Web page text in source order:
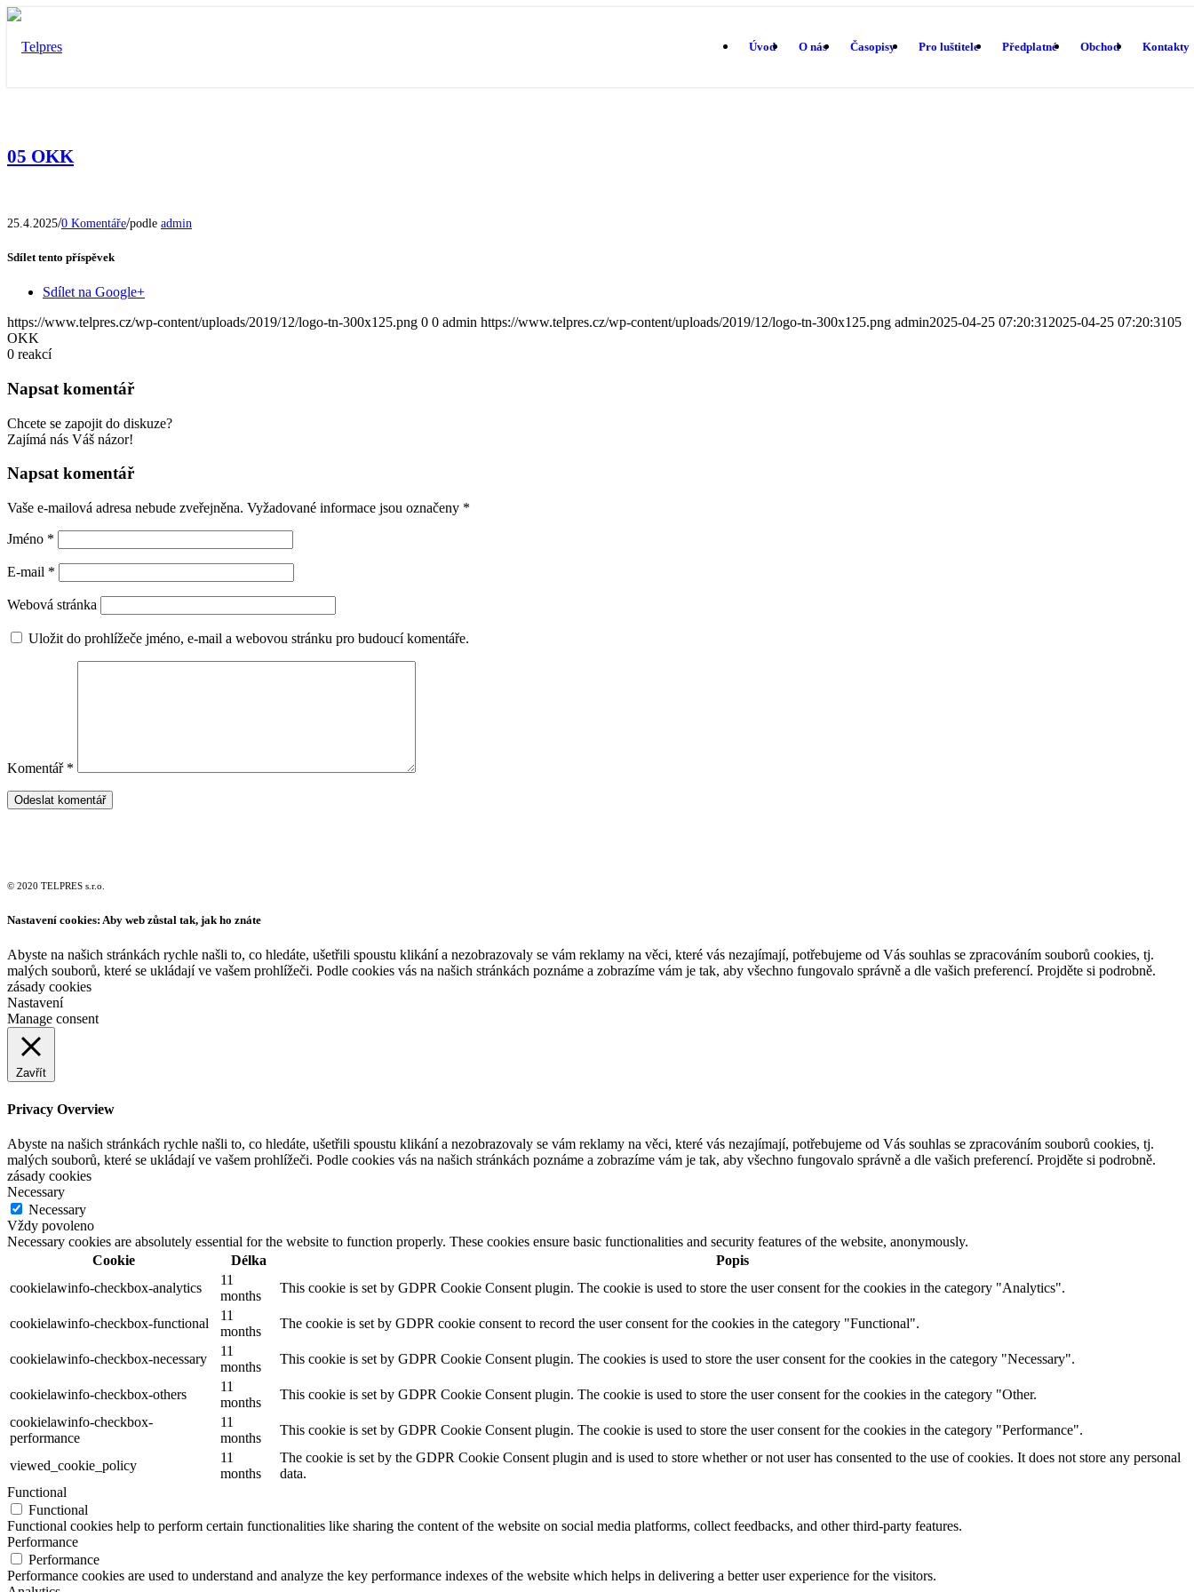
Úvod O nás Časopisy Pro luštitele Předplatné Obchod Kontakty
05 OKK
25.4.2025/0 Komentáře/podle admin
Sdílet tento příspěvek
Sdílet na Google+
https://www.telpres.cz/wp-content/uploads/2019/12/logo-tn-300x125.png 0 0 admin https://www.telpres.cz/wp-content/uploads/2019/12/logo-tn-300x125.png admin2025-04-25 07:20:31 2025-04-25 07:20:3105
OKK
0 reakcí
Napsat komentář
Chcete se zapojit do diskuze?
Zajímá nás Váš názor!
Napsat komentář
Vaše e-mailová adresa nebude zveřejněna. Vyžadované informace jsou označeny *
Jméno *
E-mail *
Webová stránka
Uložit do prohlížeče jméno, e-mail a webovou stránku pro budoucí komentáře.
Komentář *
© 2020 TELPRES s.r.o.
Nastavení cookies: Aby web zůstal tak, jak ho znáte
Abyste na našich stránkách rychle našli to, co hledáte, ušetřili spoustu klikání a nezobrazovaly se vám reklamy na věci, které vás nezajímají, potřebujeme od Vás souhlas se zpracováním souborů cookies, tj.
malých souborů, které se ukládají ve vašem prohlížeči. Podle cookies vás na našich stránkách poznáme a zobrazíme vám je tak, aby všechno fungovalo správně a dle vašich preferencí. Projděte si podrobně.
zásady cookies
Nastavení
Manage consent
Zavřít
Privacy Overview
Abyste na našich stránkách rychle našli to, co hledáte, ušetřili spoustu klikání a nezobrazovaly se vám reklamy na věci, které vás nezajímají, potřebujeme od Vás souhlas se zpracováním souborů cookies, tj.
malých souborů, které se ukládají ve vašem prohlížeči. Podle cookies vás na našich stránkách poznáme a zobrazíme vám je tak, aby všechno fungovalo správně a dle vašich preferencí. Projděte si podrobně.
zásady cookies
Necessary
Necessary
Vždy povoleno
Necessary cookies are absolutely essential for the website to function properly. These cookies ensure basic functionalities and security features of the website, anonymously.
Cookie
Délka
Popis
cookielawinfo-checkbox-analytics
11
months
This cookie is set by GDPR Cookie Consent plugin. The cookie is used to store the user consent for the cookies in the category "Analytics".
cookielawinfo-checkbox-functional
11
months
The cookie is set by GDPR cookie consent to record the user consent for the cookies in the category "Functional".
cookielawinfo-checkbox-necessary
11
months
This cookie is set by GDPR Cookie Consent plugin. The cookies is used to store the user consent for the cookies in the category "Necessary".
cookielawinfo-checkbox-others
11
months
This cookie is set by GDPR Cookie Consent plugin. The cookie is used to store the user consent for the cookies in the category "Other.
cookielawinfo-checkbox-
performance
11
months
This cookie is set by GDPR Cookie Consent plugin. The cookie is used to store the user consent for the cookies in the category "Performance".
viewed_cookie_policy
11
months
The cookie is set by the GDPR Cookie Consent plugin and is used to store whether or not user has consented to the use of cookies. It does not store any personal
data.
Functional
Functional
Functional cookies help to perform certain functionalities like sharing the content of the website on social media platforms, collect feedbacks, and other third-party features.
Performance
Performance
Performance cookies are used to understand and analyze the key performance indexes of the website which helps in delivering a better user experience for the visitors.